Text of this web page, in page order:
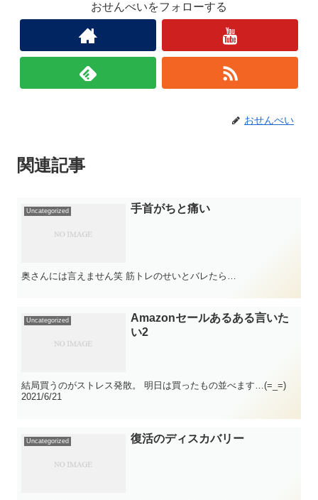
おせんべいをフォローする
おせんべい
関連記事
Uncategorized 手首がちと痛い
奥さんには言えません笑 筋トレのせいとバレたら…
Uncategorized
Amazonセールあるある言いた
い2
結局買うのがストレス発散。 明日は買ったもの並べます…(=_=)
2021/6/21
Uncategorized 復活のディスカバリー